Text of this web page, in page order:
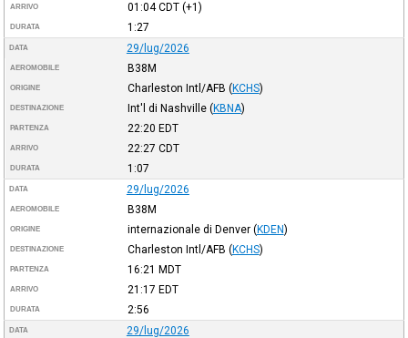
ARRIVO 01:04CDT(+1)
DURATA 1:27
DATA 29/lug/2026
AEROMOBILE B38M
ORIGINE Charleston Intl/AFB (KCHS)
DESTINAZIONE Int'l di Nashville (KBNA)
PARTENZA 22:20 EDT
ARRIVO 22:27 CDT
DURATA 1:07
DATA 29/lug/2026
AEROMOBILE B38M
ORIGINE internazionale di Denver (KDEN)
DESTINAZIONE Charleston Intl/AFB (KCHS)
PARTENZA 16:21 MDT
ARRIVO 21:17 EDT
DURATA 2:56
DATA 29/lug/2026